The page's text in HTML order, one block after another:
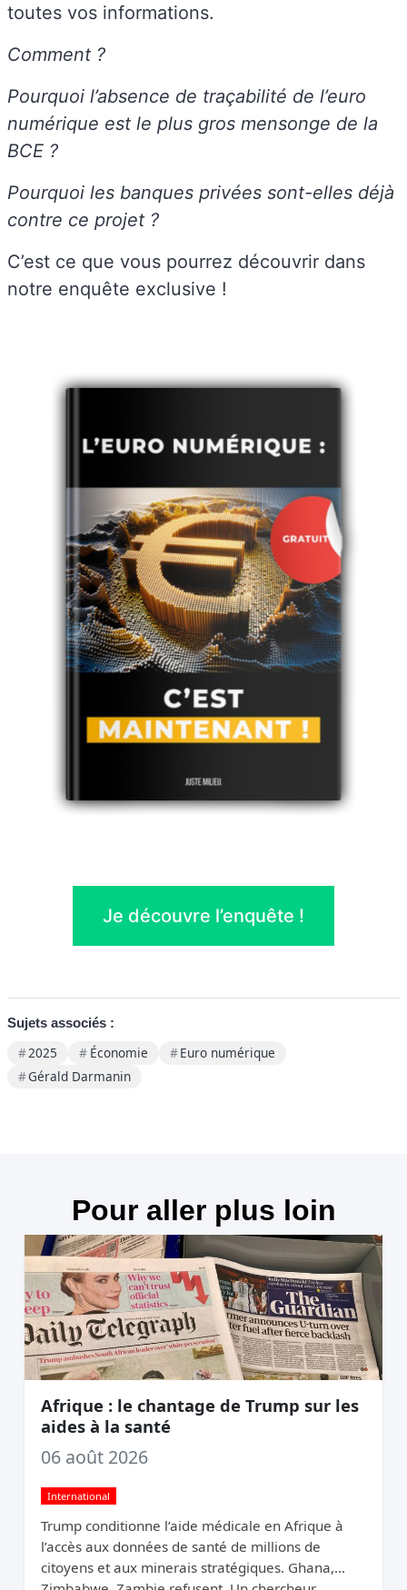
toutes vos informations.
Comment ?
Pourquoi l’absence de traçabilité de l’euro
numérique est le plus gros mensonge de la
BCE ?
Pourquoi les banques privées sont-elles déjà
contre ce projet ?
C’est ce que vous pourrez découvrir dans
notre enquête exclusive !
Je découvre l’enquête !
Sujets associés :
2025 Économie
Euro numérique
Gérald Darmanin
Pour aller plus loin
Afrique : le chantage de Trump sur les
aides à la santé
06 août 2026
International
Trump conditionne l’aide médicale en Afrique à
l’accès aux données de santé de millions de
citoyens et aux minerais stratégiques. Ghana,